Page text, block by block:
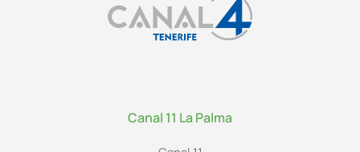
Canal 11 La Palma